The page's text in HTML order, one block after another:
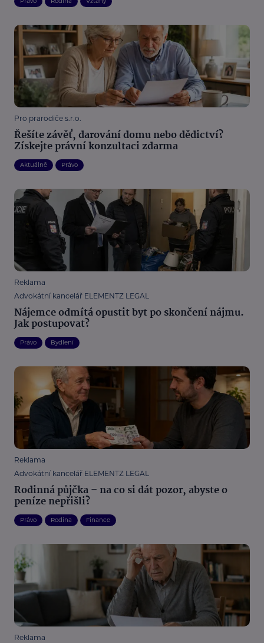
Pro prarodiče s.r.o.
Řešíte závěť, darování domu nebo dědictví?
Získejte právní konzultaci zdarma
Aktuálně Právo
Reklama
Advokátní kancelář ELEMENTZ LEGAL
Nájemce odmítá opustit byt po skončení nájmu.
Jak postupovat?
Právo Bydlení
Reklama
Advokátní kancelář ELEMENTZ LEGAL
Rodinná půjčka – na co si dát pozor, abyste o
peníze nepřišli?
Právo Rodina Finance
Reklama